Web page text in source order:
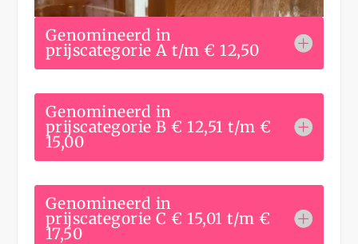
Genomineerd in
prijscategorie A t/m € 12,50
Genomineerd in
prijscategorie B € 12,51 t/m €
15,00
Genomineerd in
prijscategorie C € 15,01 t/m €
17,50